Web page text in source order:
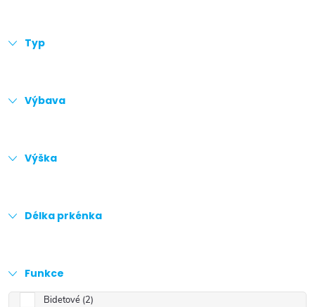
Typ
Výbava
Výška
Délka prkénka
Funkce
Bidetové 2